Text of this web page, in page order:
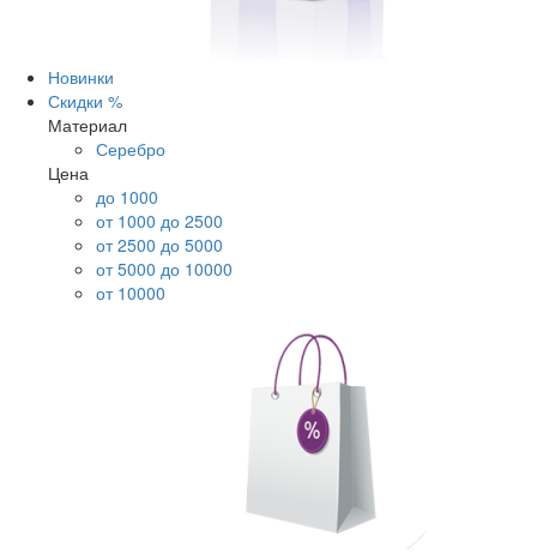
Новинки
Скидки %
Материал
Серебро
Цена
до 1000
от 1000 до 2500
от 2500 до 5000
от 5000 до 10000
от 10000